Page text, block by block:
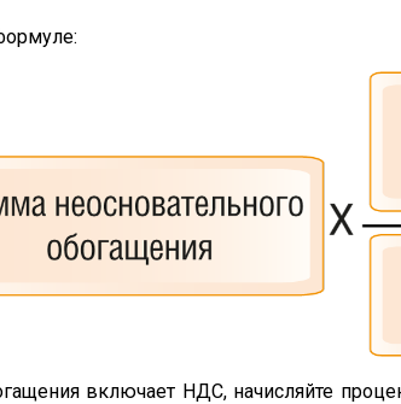
включает НДС, начисляйте